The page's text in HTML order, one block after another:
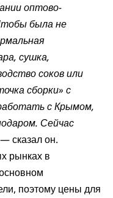
оптово-
была не
сушка,
соков или
сборки» с
с Крымом,
Сейчас
— сказал он.
рынках в
поэтому цены для